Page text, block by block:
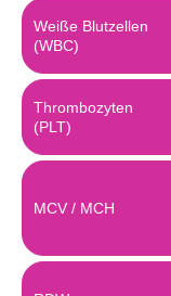
Weiße Blutzellen
(WBC)
Thrombozyten
(PLT)
MCV / MCH